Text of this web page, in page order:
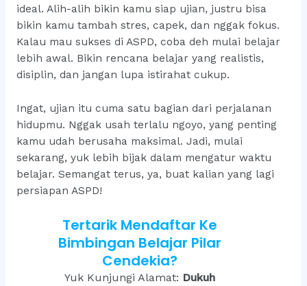
ideal. Alih-alih bikin kamu siap ujian, justru bisa
bikin kamu tambah stres, capek, dan nggak fokus.
Kalau mau sukses di ASPD, coba deh mulai belajar
lebih awal. Bikin rencana belajar yang realistis,
disiplin, dan jangan lupa istirahat cukup.
Ingat, ujian itu cuma satu bagian dari perjalanan
hidupmu. Nggak usah terlalu ngoyo, yang penting
kamu udah berusaha maksimal. Jadi, mulai
sekarang, yuk lebih bijak dalam mengatur waktu
belajar. Semangat terus, ya, buat kalian yang lagi
persiapan ASPD!
Tertarik Mendaftar Ke
Bimbingan Belajar Pilar
Cendekia?
Yuk Kunjungi Alamat: Dukuh